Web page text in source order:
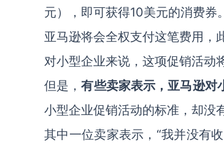
元），即可获得10美元的消费券。
亚马逊将会全权支付这笔费用，
对小型企业来说，这项促销活动
但是，有些卖家表示，亚马逊对
小型企业促销活动的标准，却没
其中一位卖家表示， “我并没有